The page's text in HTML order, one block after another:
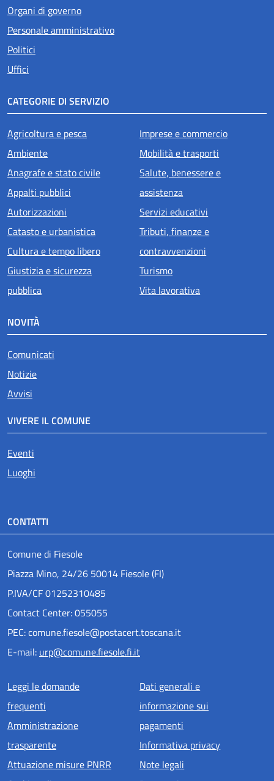
Organi di governo
Personale amministrativo
Politici
Uffici
CATEGORIE DI SERVIZIO
Agricoltura e pesca
Ambiente
Anagrafe e stato civile
Appalti pubblici
Autorizzazioni
Catasto e urbanistica
Cultura e tempo libero
Giustizia e sicurezza
pubblica
Imprese e commercio
Mobilità e trasporti
Salute, benessere e
assistenza
Servizi educativi
Tributi, finanze e
contravvenzioni
Turismo
Vita lavorativa
NOVITÀ
Comunicati
Notizie
Avvisi
VIVERE IL COMUNE
Eventi
Luoghi
CONTATTI
Comune di Fiesole
Piazza Mino, 24/26 50014 Fiesole (FI)
P.IVA/CF 01252310485
Contact Center: 055055
PEC: comune.fiesole@postacert.toscana.it
E-mail: urp@comune.fiesole.fi.it
Menu piè di pagina
Leggi le domande
frequenti
Amministrazione
trasparente
Attuazione misure PNRR
Dati generali e
informazione sui
pagamenti
Informativa privacy
Note legali